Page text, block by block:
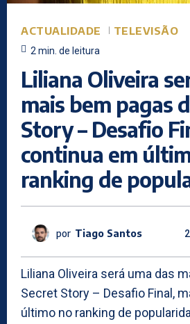
ACTUALIDADE TELEVISÃO
2min. de leitura
Liliana Oliveira
mais bem pagas
Story – Desafio
continua em
ranking de
por Tiago Santos
Liliana Oliveira será uma das
Secret Story – Desafio Final,
último no ranking de